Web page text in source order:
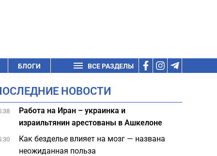
БЛОГИ ВСЕ РАЗДЕЛЫ
НОВОСТИ
Работа на Иран – украинка и
израильтянин арестованы в Ашкелоне
Как безделье влияет на мозг — названа
неожиданная польза